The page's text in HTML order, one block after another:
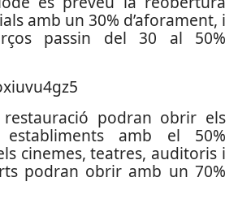
amb un 30% d’aforament, i
passin del 30 al 50%
podran obrir els
amb el 50%
cinemes, teatres, auditoris i
podran obrir amb un 70%